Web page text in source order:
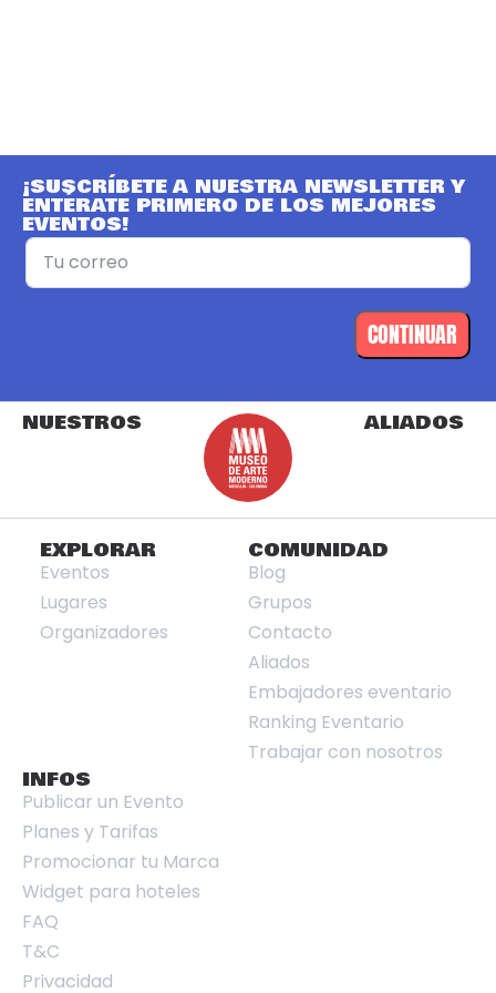
¡SUSCRÍBETE A NUESTRA NEWSLETTER Y
ENTÉRATE PRIMERO DE LOS MEJORES
EVENTOS!
CONTINUAR
NUESTROS ALIADOS
EXPLORAR
Eventos
Lugares
Organizadores
COMUNIDAD
Blog
Grupos
Contacto
Aliados
Embajadores eventario
Ranking Eventario
Trabajar con nosotros
INFOS
Publicar un Evento
Planes y Tarifas
Promocionar tu Marca
Widget para hoteles
FAQ
T&C
Privacidad